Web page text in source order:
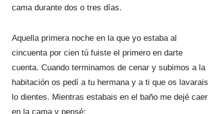
cama durante dos o tres días.
Aquella primera noche en la que yo estaba al
cincuenta por cien tú fuiste el primero en darte
cuenta. Cuando terminamos de cenar y subimos a la
habitación os pedí a tu hermana y a ti que os lavarais
lo dientes. Mientras estabais en el baño me dejé caer
en la cama y pensé: